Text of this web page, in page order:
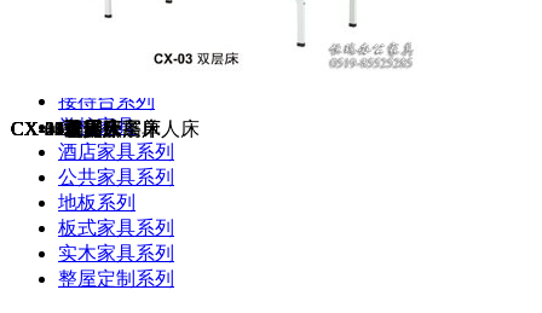
会议桌系列
沙发茶几系列
接待台系列
学校家具
酒店家具系列
公共家具系列
地板系列
板式家具系列
实木家具系列
整屋定制系列
CX-34单人床
CX-40公寓床
CX-36单人床
CX-38公寓床
CX-39连体公寓床
CX-21双层床
CX-07卡槽双层床
CX-35龙骨铁条单人床
CX-11双层床
CX-01双层床
CX-02双层床
CX-03双层床